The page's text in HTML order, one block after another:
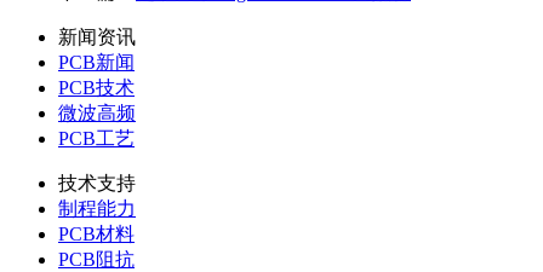
新闻资讯
PCB新闻
PCB技术
微波高频
PCB工艺
技术支持
制程能力
PCB材料
PCB阻抗